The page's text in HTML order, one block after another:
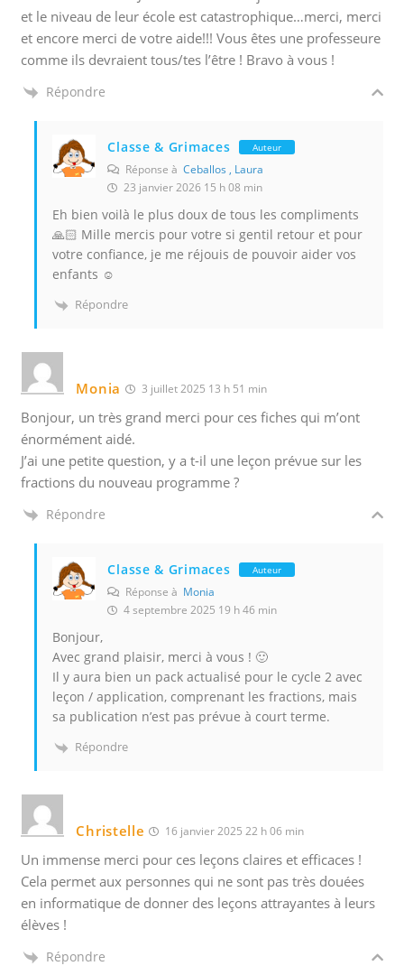
et le niveau de leur école est catastrophique…merci, merci
et encore merci de votre aide!!! Vous êtes une professeure
comme ils devraient tous/tes l’être ! Bravo à vous !
Répondre
Classe & Grimaces Auteur
Réponse àCeballos , Laura
23 janvier 2026 15 h 08 min
Eh bien voilà le plus doux de tous les compliments
🙏🏻 Mille mercis pour votre si gentil retour et pour
votre confiance, je me réjouis de pouvoir aider vos
enfants ☺️
Répondre
Monia 3 juillet 2025 13 h 51 min
Bonjour, un très grand merci pour ces fiches qui m’ont
énormément aidé.
J’ai une petite question, y a t-il une leçon prévue sur les
fractions du nouveau programme ?
Répondre
Classe & Grimaces Auteur
Réponse à Monia
4 septembre 2025 19 h 46 min
Bonjour,
Avec grand plaisir, merci à vous ! 🙂
Il y aura bien un pack actualisé pour le cycle 2 avec
leçon / application, comprenant les fractions, mais
sa publication n’est pas prévue à court terme.
Répondre
Christelle 16 janvier 2025 22 h 06 min
Un immense merci pour ces leçons claires et efficaces !
Cela permet aux personnes qui ne sont pas très douées
en informatique de donner des leçons attrayantes à leurs
élèves !
Répondre